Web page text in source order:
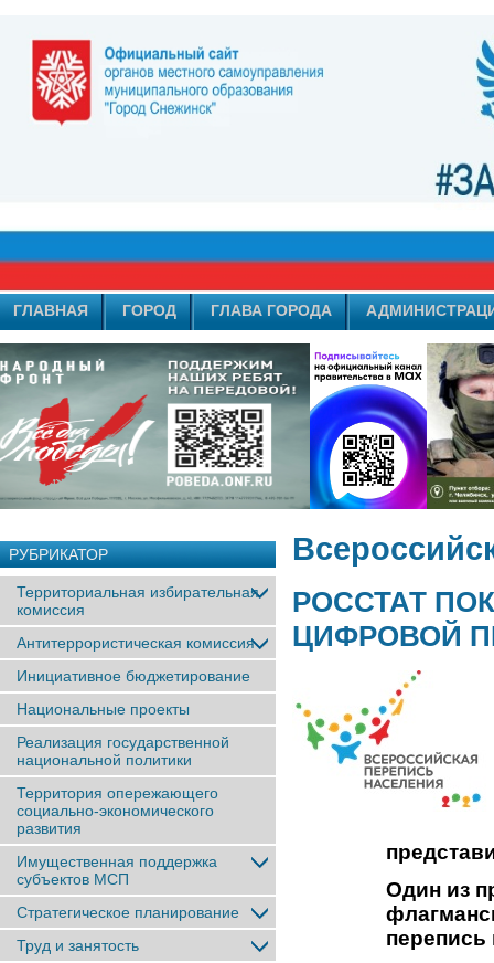
ГЛАВНАЯ ГОРОД ГЛАВА ГОРОДА
РУБРИКАТОР
Территориальная избирательная
комиссия
Антитеррористическая комиссия
Инициативное бюджетирование
Национальные проекты
Реализация государственной
национальной политики
Территория опережающего
социально-экономического
развития
Имущественная поддержка
субъектов МСП
Стратегическое планирование
Труд и занятость
РОССТАТ
ЦИФРОВОЙ
Один из
перепись